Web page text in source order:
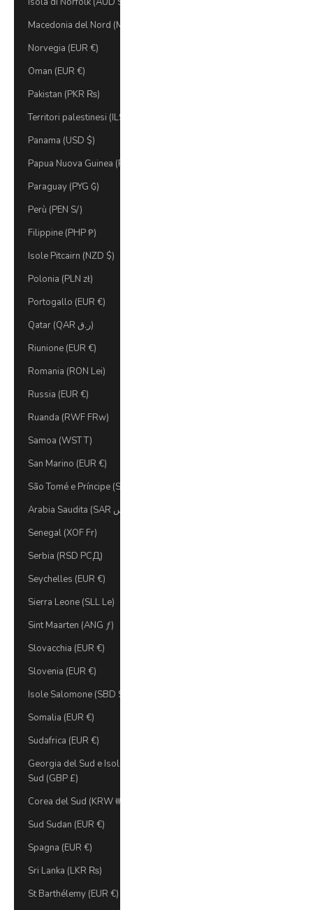
Macedonia del Nord (MKD ден)
Norvegia (EUR €)
Oman (EUR €)
Pakistan (PKR ₨)
Territori palestinesi (ILS ₪)
Panama (USD $)
Papua Nuova Guinea (PGK K)
Paraguay (PYG ₲)
Perù (PEN S/)
Filippine (PHP ₱)
Isole Pitcairn (NZD $)
Polonia (PLN zł)
Portogallo (EUR €)
Qatar (QAR ر.ق)
Riunione (EUR €)
Romania (RON Lei)
Russia (EUR €)
Ruanda (RWF FRw)
Samoa (WST T)
San Marino (EUR €)
São Tomé e Príncipe (STD Db)
Senegal (XOF Fr)
Serbia (RSD РСД)
Seychelles (EUR €)
Sierra Leone (SLL Le)
Sint Maarten (ANG ƒ)
Slovacchia (EUR €)
Slovenia (EUR €)
Isole Salomone (SBD $)
Somalia (EUR €)
Sudafrica (EUR €)
Georgia del Sud e Isole Sandwich del
Sud (GBP £)
Corea del Sud (KRW ₩)
Sud Sudan (EUR €)
Spagna (EUR €)
Sri Lanka (LKR ₨)
St Barthélemy (EUR €)